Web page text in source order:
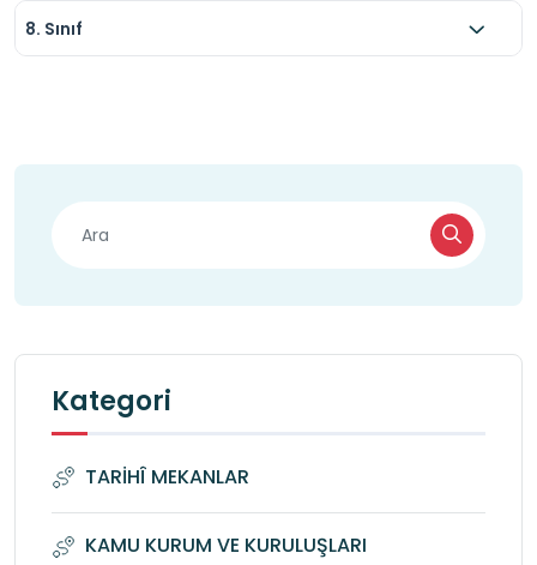
8. Sınıf
Kategori
TARİHÎ MEKANLAR
KAMU KURUM VE KURULUŞLARI